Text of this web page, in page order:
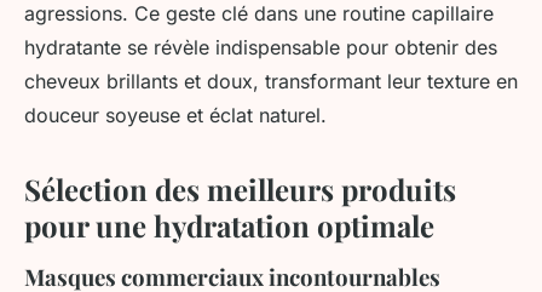
agressions. Ce geste clé dans une routine capillaire
hydratante se révèle indispensable pour obtenir des
cheveux brillants et doux, transformant leur texture en
douceur soyeuse et éclat naturel.
Sélection des meilleurs produits
pour une hydratation optimale
Masques commerciaux incontournables